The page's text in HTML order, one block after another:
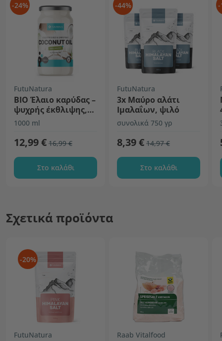
-24%
FutuNatura
BIO Έλαιο καρύδας –
ψυχρής έκθλιψης,
ανεπεξέργαστο
1000 ml
12,99 € 16,99 €
Στο καλάθι
-44%
FutuNatura
3x Μαύρο αλάτι
Ιμαλαΐων, ψιλό
συνολικά 750 γρ
8,39 € 14,97 €
Στο καλάθι
-
Σχετικά προϊόντα
-20%
FutuNatura Raab Vitalfood